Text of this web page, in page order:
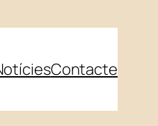
Contacte